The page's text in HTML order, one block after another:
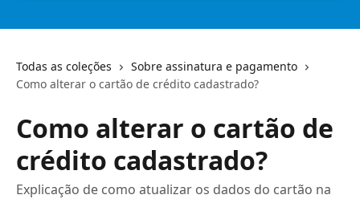
Todas as coleções
Sobre assinatura e pagamento
Como alterar o cartão de crédito cadastrado?
Como alterar o cartão de
crédito cadastrado?
Explicação de como atualizar os dados do cartão na